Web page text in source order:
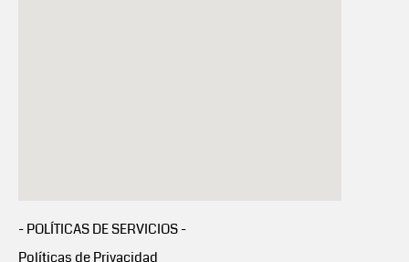
- POLÍTICAS DE SERVICIOS -
Políticas de Privacidad